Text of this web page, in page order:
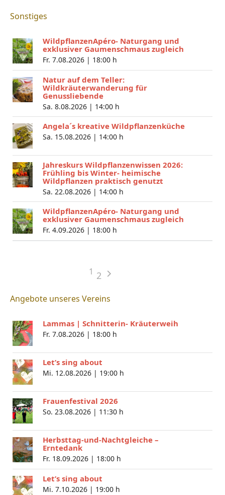
Sonstiges
WildpflanzenApéro- Naturgang und
exklusiver Gaumenschmaus zugleich
Fr. 7.08.2026 | 18:00 h
Natur auf dem Teller:
Wildkräuterwanderung für
Genussliebende
Sa. 8.08.2026 | 14:00 h
Angela´s kreative Wildpflanzenküche
Sa. 15.08.2026 | 14:00 h
Jahreskurs Wildpflanzenwissen 2026:
Frühling bis Winter- heimische
Wildpflanzen praktisch genutzt
Sa. 22.08.2026 | 14:00 h
WildpflanzenApéro- Naturgang und
exklusiver Gaumenschmaus zugleich
Fr. 4.09.2026 | 18:00 h
1 2
Angebote unseres Vereins
Lammas | Schnitterin- Kräuterweih
Fr. 7.08.2026 | 18:00 h
Let’s sing about
Mi. 12.08.2026 | 19:00 h
Frauenfestival 2026
So. 23.08.2026 | 11:30 h
Herbsttag-und-Nachtgleiche –
Erntedank
Fr. 18.09.2026 | 18:00 h
Let’s sing about
Mi. 7.10.2026 | 19:00 h